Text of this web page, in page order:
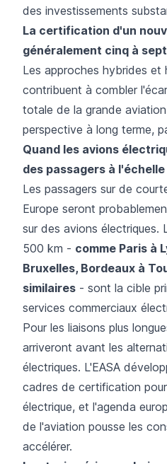
des investissements
La certification d'un
généralement cinq à
Les approches hybrides et
contribuent à combler
totale de la grande
perspective à long terme,
Quand les avions
des passagers à
Les passagers sur de
Europe seront
sur des avions électriques.
500 km - comme Paris à
Bruxelles, Bordeaux à
similaires - sont la cible
services commerciaux
Pour les liaisons plus
arriveront avant les
électriques. L'EASA
cadres de certification
électrique, et l'agenda
de l'aviation pousse les
accélérer.